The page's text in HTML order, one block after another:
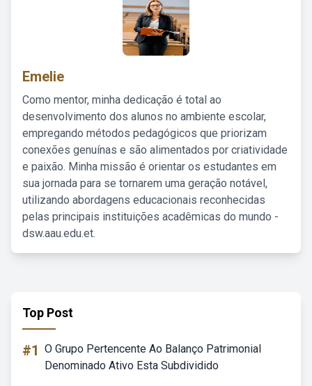
Emelie
Como mentor, minha dedicação é total ao
desenvolvimento dos alunos no ambiente escolar,
empregando métodos pedagógicos que priorizam
conexões genuínas e são alimentados por criatividade
e paixão. Minha missão é orientar os estudantes em
sua jornada para se tornarem uma geração notável,
utilizando abordagens educacionais reconhecidas
pelas principais instituições acadêmicas do mundo -
dsw.aau.edu.et.
Top Post
#1 O Grupo Pertencente Ao Balanço Patrimonial
Denominado Ativo Esta Subdividido